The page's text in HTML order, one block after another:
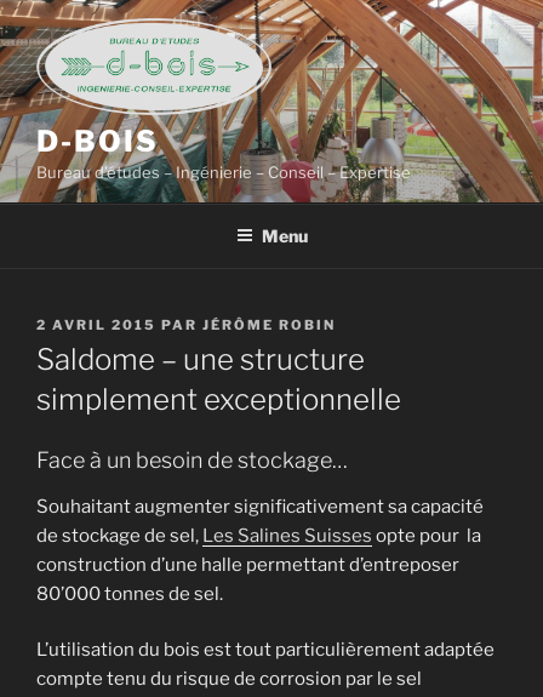
Aller
au
contenu
principal
D-BOIS
Bureau d’études – Ingénierie – Conseil – Expertise
Menu
PUBLIÉ
LE
2 AVRIL 2015 PAR JÉRÔME ROBIN
Saldome – une structure
simplement exceptionnelle
Face à un besoin de stockage…
Souhaitant augmenter significativement sa capacité
de stockage de sel, Les Salines Suisses opte pour la
construction d’une halle permettant d’entreposer
80’000 tonnes de sel.
L’utilisation du bois est tout particulièrement adaptée
compte tenu du risque de corrosion par le sel